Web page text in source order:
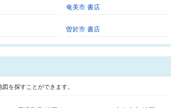
奄美市 書店
曽於市 書店
を探すことができます。